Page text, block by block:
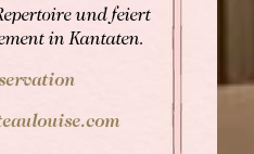
und feiert
in Kantaten.